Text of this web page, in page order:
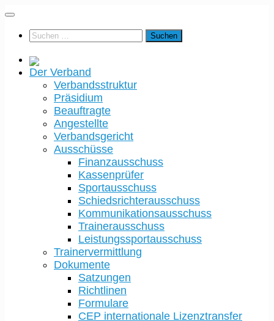
Der Verband
Verbandsstruktur
Präsidium
Beauftragte
Angestellte
Verbandsgericht
Ausschüsse
Finanzausschuss
Kassenprüfer
Sportausschuss
Schiedsrichterausschuss
Kommunikationsausschuss
Trainerausschuss
Leistungssportausschuss
Trainervermittlung
Dokumente
Satzungen
Richtlinen
Formulare
CEP internationale Lizenztransfer